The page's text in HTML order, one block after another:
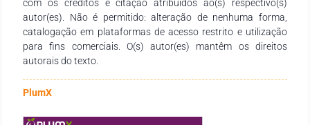
com os créditos e citação atribuídos ao(s) respectivo(s)
autor(es). Não é permitido: alteração de nenhuma forma,
catalogação em plataformas de acesso restrito e utilização
para fins comerciais. O(s) autor(es) mantêm os direitos
autorais do texto.
PlumX